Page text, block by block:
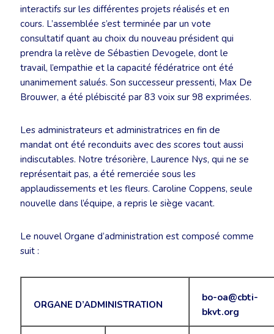
interactifs sur les différentes projets réalisés et en
cours. L’assemblée s’est terminée par un vote
consultatif quant au choix du nouveau président qui
prendra la relève de Sébastien Devogele, dont le
travail, l’empathie et la capacité fédératrice ont été
unanimement salués. Son successeur pressenti, Max De
Brouwer, a été plébiscité par 83 voix sur 98 exprimées.
Les administrateurs et administratrices en fin de
mandat ont été reconduits avec des scores tout aussi
indiscutables. Notre trésorière, Laurence Nys, qui ne se
représentait pas, a été remerciée sous les
applaudissements et les fleurs. Caroline Coppens, seule
nouvelle dans l’équipe, a repris le siège vacant.
Le nouvel Organe d’administration est composé comme
suit :
ORGANE D’ADMINISTRATION
bo-oa@cbti-
bkvt.org